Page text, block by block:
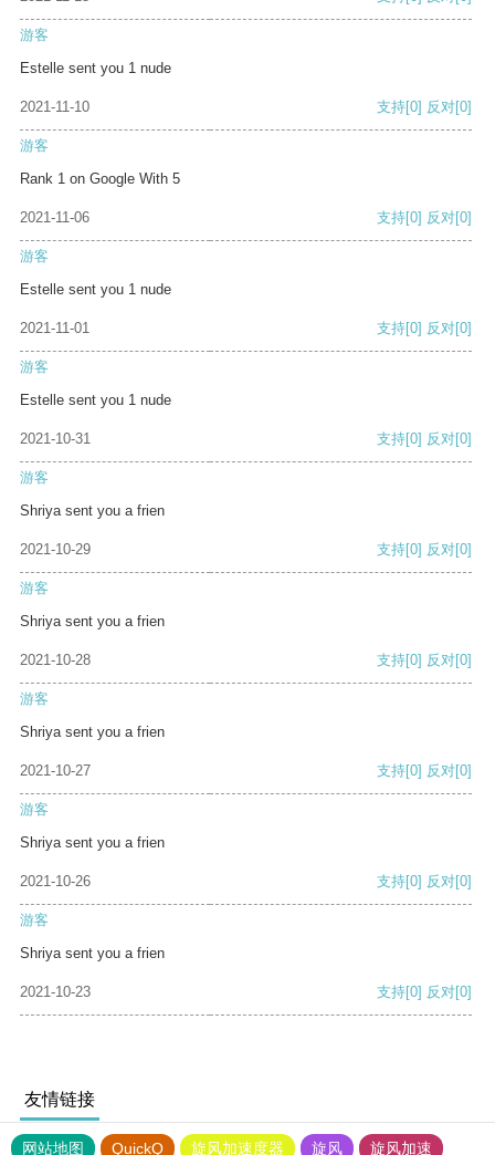
游客
Estelle sent you 1 nude
2021-11-10 支持[0] 反对[0]
游客
Rank 1 on Google With 5
2021-11-06 支持[0] 反对[0]
游客
Estelle sent you 1 nude
2021-11-01 支持[0] 反对[0]
游客
Estelle sent you 1 nude
2021-10-31 支持[0] 反对[0]
游客
Shriya sent you a frien
2021-10-29 支持[0] 反对[0]
游客
Shriya sent you a frien
2021-10-28 支持[0] 反对[0]
游客
Shriya sent you a frien
2021-10-27 支持[0] 反对[0]
游客
Shriya sent you a frien
2021-10-26 支持[0] 反对[0]
游客
Shriya sent you a frien
2021-10-23 支持[0] 反对[0]
友情链接
网站地图 QuickQ 旋风加速度器 旋风 旋风加速